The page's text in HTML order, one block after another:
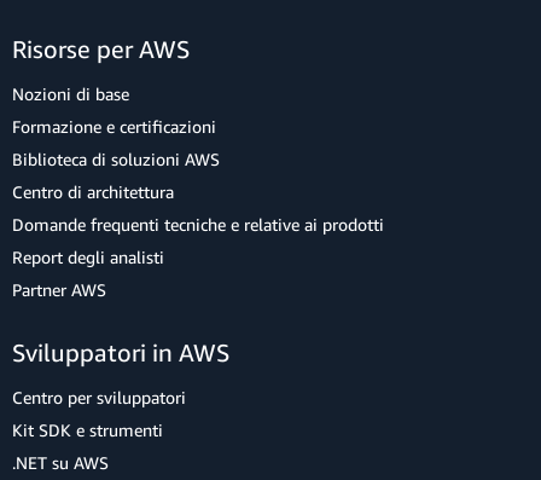
Risorse per AWS
Nozioni di base
Formazione e certificazioni
Biblioteca di soluzioni AWS
Centro di architettura
Domande frequenti tecniche e relative ai prodotti
Report degli analisti
Partner AWS
Sviluppatori in AWS
Centro per sviluppatori
Kit SDK e strumenti
.NET su AWS